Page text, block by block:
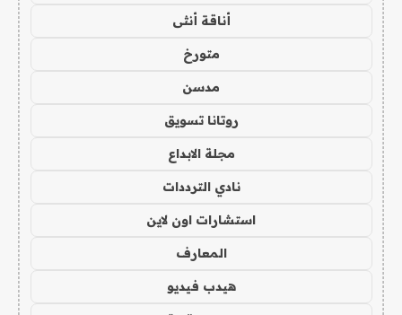
أناقة أنثى
متورخ
مدسن
روتانا تسويق
مجلة الابداع
نادي الترددات
استشارات اون لاين
المعارف
هيدب فيديو